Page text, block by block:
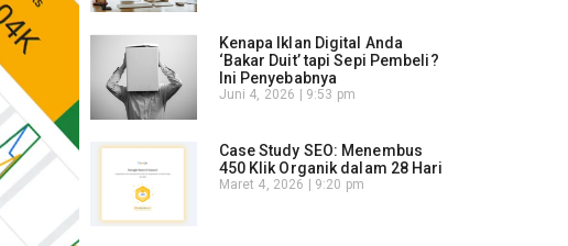
Kenapa Iklan Digital Anda
‘Bakar Duit’ tapi Sepi Pembeli?
Ini Penyebabnya
Juni 4, 2026 9:53 pm
Case Study SEO: Menembus
450 Klik Organik dalam 28 Hari
Maret 4, 2026 9:20 pm